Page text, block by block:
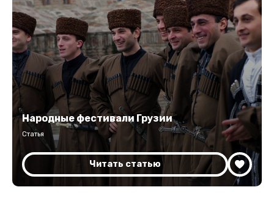
Народные фестивали Грузии
Статья
Читать статью